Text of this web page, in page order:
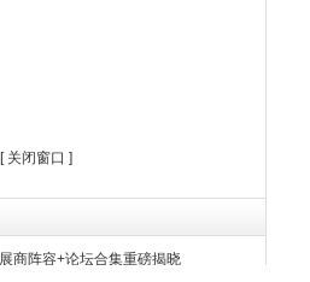
关闭窗口 ]
商阵容+论坛合集重磅揭晓